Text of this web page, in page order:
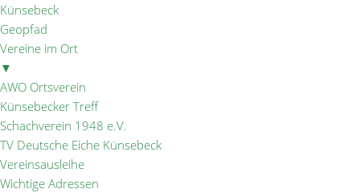
Künsebeck
Geopfad
Vereine im Ort
▼
AWO Ortsverein
Künsebecker Treff
Schachverein 1948 e.V.
TV Deutsche Eiche Künsebeck
Vereinsausleihe
Wichtige Adressen